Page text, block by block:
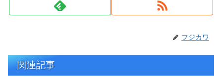
フジカワ
関連記事